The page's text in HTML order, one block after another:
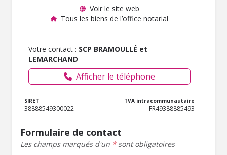
Voir le site web
Tous les biens de l’office notarial
Votre contact : SCP BRAMOULLÉ et
LEMARCHAND
Afficher le téléphone
SIRET
38888549300022
TVA intracommunautaire
FR49388885493
Formulaire de contact
Les champs marqués d'un *sont obligatoires